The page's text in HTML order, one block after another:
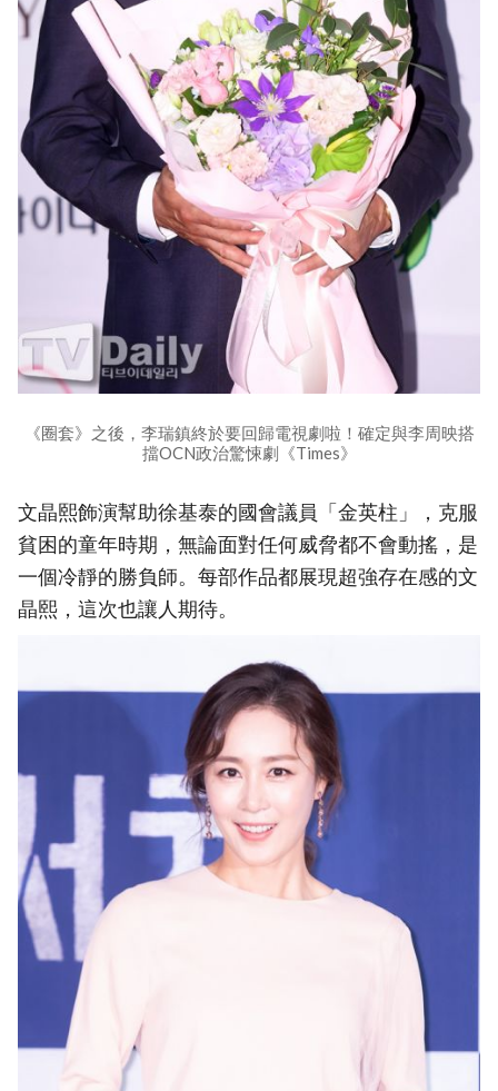
《圈套》之後，李瑞鎮終於要回歸電視劇啦！確定與李周映搭
擋OCN政治驚悚劇《Times》
文晶熙飾演幫助徐基泰的國會議員「金英柱」，克服
貧困的童年時期，無論面對任何威脅都不會動搖，是
一個冷靜的勝負師。每部作品都展現超強存在感的文
晶熙，這次也讓人期待。